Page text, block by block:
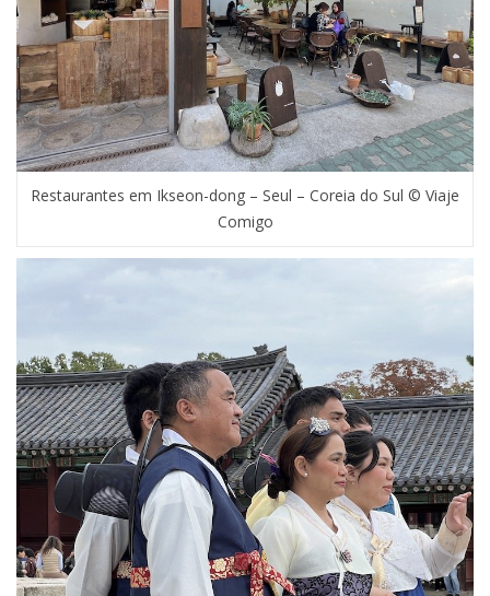
Restaurantes em Ikseon-dong – Seul – Coreia do Sul © Viaje
Comigo